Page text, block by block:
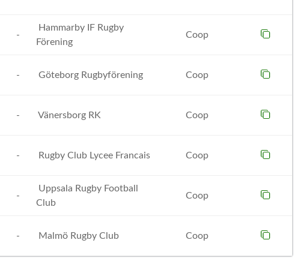
-
Hammarby IF Rugby
Förening
Coop
- Göteborg Rugbyförening Coop
- Vänersborg RK Coop
- Rugby Club Lycee Francais Coop
-
Uppsala Rugby Football
Club
Coop
- Malmö Rugby Club Coop